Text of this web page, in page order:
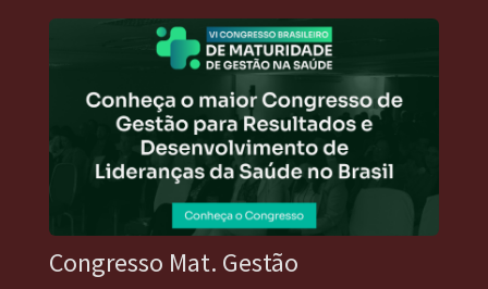
Congresso Mat. Gestão